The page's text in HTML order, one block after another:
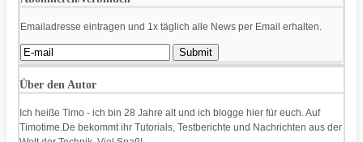
Emailadresse eintragen und 1x täglich alle News per Email erhalten.
Über den Autor
Ich heiße Timo - ich bin 28 Jahre alt und ich blogge hier für euch. Auf
Timotime.De bekommt ihr Tutorials, Testberichte und Nachrichten aus der